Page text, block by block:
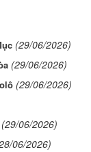
(29/06/2026)
(29/06/2026)
(29/06/2026)
(29/06/2026)
06/2026)